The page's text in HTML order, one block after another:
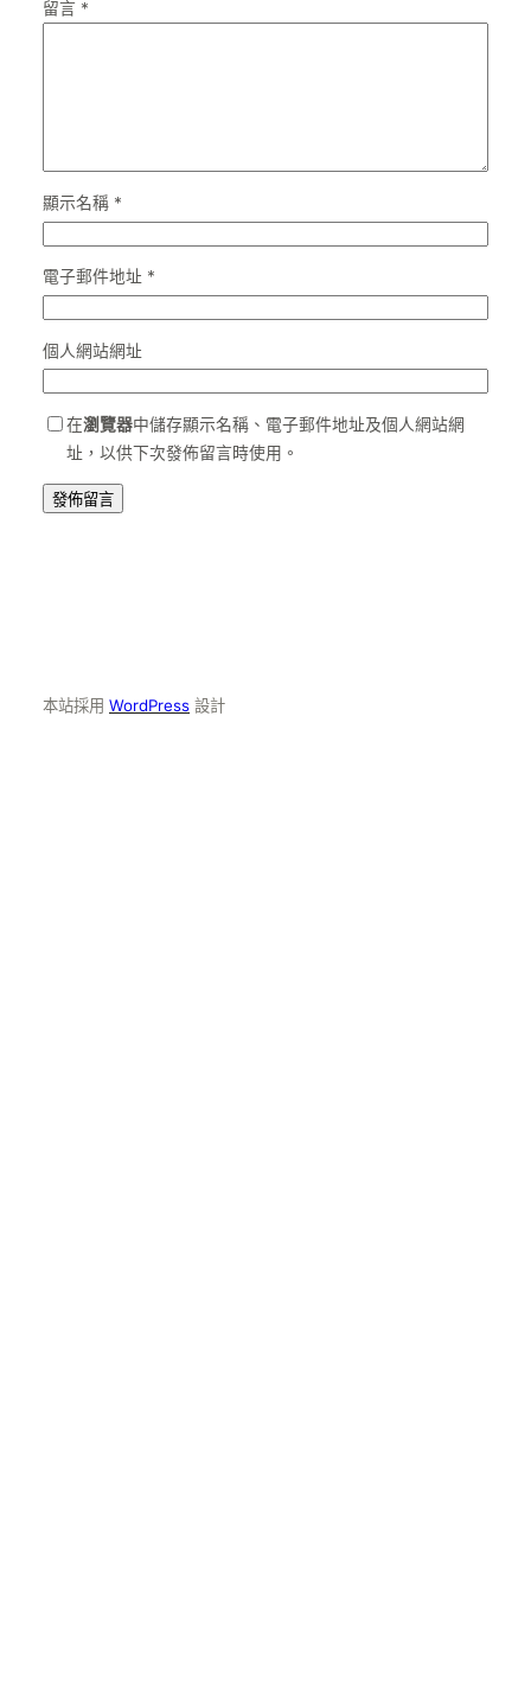
留言 *
顯示名稱 *
電子郵件地址 *
個人網站網址
在瀏覽器中儲存顯示名稱、電子郵件地址及個人網站網
址，以供下次發佈留言時使用。
本站採用 WordPress 設計